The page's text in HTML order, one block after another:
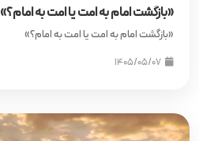
«بازگشت امام به امت یا امت به امام؟»
«بازگشت امام به امت یا امت به امام؟»
۱۴۰۵/۰۵/۰۷